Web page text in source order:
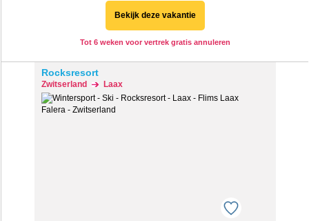
Bekijk deze vakantie
Tot 6 weken voor vertrek gratis annuleren
Rocksresort
Zwitserland Laax